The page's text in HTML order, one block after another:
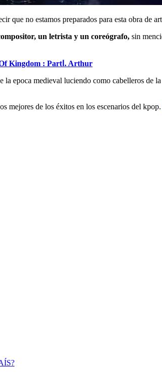
que no estamos preparados para esta obra de
un letrista y un coreógrafo, sin
Kingdom : PartⅠ. Arthur
medieval luciendo como cabelleros de
mejores de los éxitos en los escenarios del kpop.